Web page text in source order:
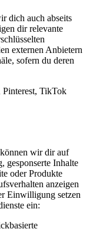
dich auch abseits
dir relevante
externen Anbietern
sofern du deren
TikTok
wir dir auf
gesponserte Inhalte
oder Produkte
anzeigen
Einwilligung setzen
ein: